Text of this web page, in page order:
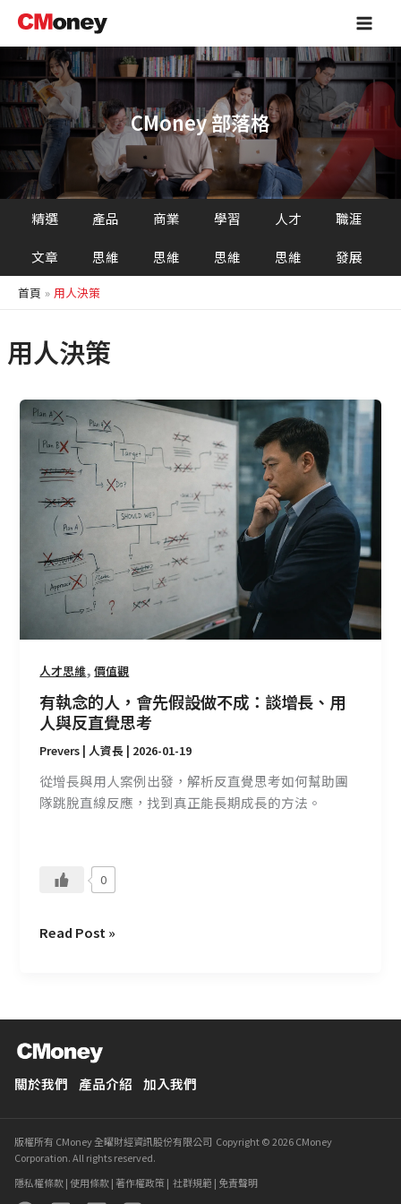
主
容
Main
CMoney 部落格
精選
文章
產品
思維
商業
思維
學習
思維
人才
思維
職涯
發展
首頁 用人決策
用人決策
人才思維,價值觀
有執念的人，會先假設做不成：談增長、用
人與反直覺思考
Prevers | 人資長 | 2026-01-19
從增長與用人案例出發，解析反直覺思考如何幫助團
隊跳脫直線反應，找到真正能長期成長的方法。
0
有
執
念
的
人，
假
設
做
成：
談
長、
用
人
與
反
Read Post »
關於我們 產品介紹 加入我們
版權所有 CMoney 全曜財經資訊股份有限公司 Copyright © 2026 CMoney
Corporation. All rights reserved.
隱私權條款|使用條款| 著作權政策| 社群規範 | 免責聲明